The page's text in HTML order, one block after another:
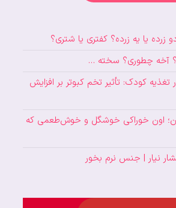
زرده یا یه زرده؟ کفتری یا شتری؟
آخه چطوری؟ سخته …
تغذیه کودک: تأثیر تخم کبوتر بر افزایش
اون خوراکی خوشگل و خوش‌طعمی که
نیار | جنس نرم بخور